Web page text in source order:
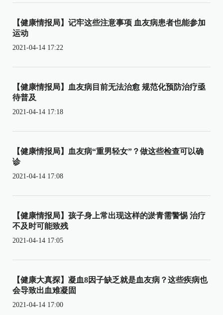
【健康情报局】记牢这些注意事项 血友病患者也能参加
运动
2021-04-14 17:22
【健康情报局】血友病目前无法治愈 规范化预防治疗亟
待普及
2021-04-14 17:18
【健康情报局】血友病“重男轻女”？做这些检查可以确
诊
2021-04-14 17:08
【健康情报局】孩子身上常出现这样的淤青需警惕 治疗
不及时可能致残
2021-04-14 17:05
【健康大真探】凝血8因子缺乏就是血友病？这些疾病也
会导致出血难凝固
2021-04-14 17:00